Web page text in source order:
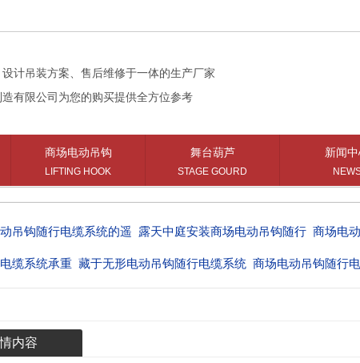
计吊装方案、售后维修于一体的生产厂家
有限公司为您的购买提供全方位参考
商场电动吊钩
LIFTING HOOK
舞台葫芦
STAGE GOURD
新闻
吊钩随行电缆系统的遥 露天中庭安装商场电动吊钩随行 商场电
缆系统承重 藏于无形电动吊钩随行电缆系统 商场电动吊钩随行
内容